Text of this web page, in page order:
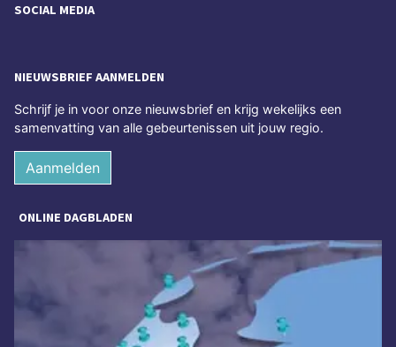
SOCIAL MEDIA
NIEUWSBRIEF AANMELDEN
Schrijf je in voor onze nieuwsbrief en krijg wekelijks een
samenvatting van alle gebeurtenissen uit jouw regio.
Aanmelden
ONLINE DAGBLADEN